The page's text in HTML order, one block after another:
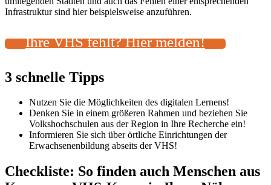
Infrastruktur sind hier beispielsweise anzuführen.
Ihre VHS fehlt? Hier melden!
3 schnelle Tipps
Nutzen Sie die Möglichkeiten des digitalen Lernens!
Denken Sie in einem größeren Rahmen und beziehen Sie
Volkshochschulen aus der Region in Ihre Recherche ein!
Informieren Sie sich über örtliche Einrichtungen der
Erwachsenenbildung abseits der VHS!
Checkliste: So finden auch Menschen aus